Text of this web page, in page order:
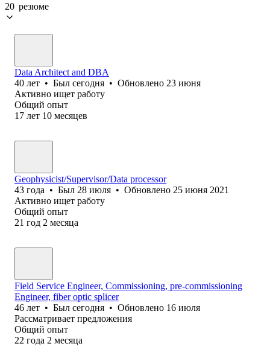
20 резюме
Data Architect and DBA
40 лет • Был сегодня • Обновлено 23 июня
Активно ищет работу
Общий опыт
17 лет 10 месяцев
Geophysicist/Supervisor/Data processor
43 года • Был 28 июля • Обновлено 25 июня 2021
Активно ищет работу
Общий опыт
21 год 2 месяца
Field Service Engineer, Commissioning, pre-commissioning
Engineer, fiber optic splicer
46 лет • Был сегодня • Обновлено 16 июля
Рассматривает предложения
Общий опыт
22 года 2 месяца